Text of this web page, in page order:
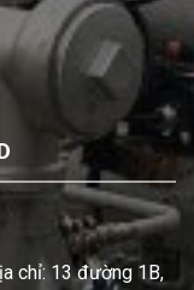
chỉ: 13 đường 1B,